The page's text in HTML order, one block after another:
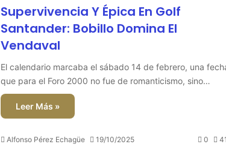
Supervivencia Y Épica En Golf
Santander: Bobillo Domina El
Vendaval
El calendario marcaba el sábado 14 de febrero, una
que para el Foro 2000 no fue de romanticismo, sino…
Leer Más »
Alfonso Pérez Echagüe 19/10/2025 0